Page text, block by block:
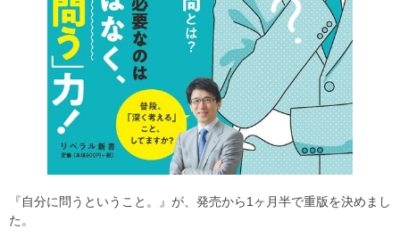
『自分に問うということ。』が、発売から1ヶ月半で重版を決めまし
た。